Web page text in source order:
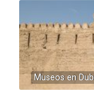
Museos en